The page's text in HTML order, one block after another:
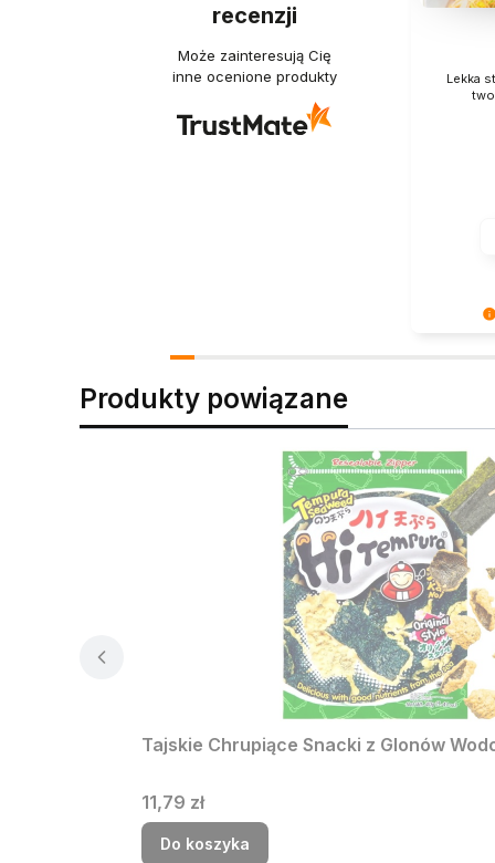
recenzji
Może zainteresują Cię
inne ocenione produkty
Lekka
Produkty powiązane
Tajskie Chrupiące Snacki z Glonów
Cena
11,79 zł
Do koszyka